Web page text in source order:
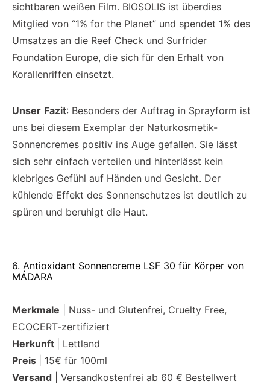
sichtbaren weißen Film. BIOSOLIS ist überdies
Mitglied von “1% for the Planet” und spendet 1% des
Umsatzes an die Reef Check und Surfrider
Foundation Europe, die sich für den Erhalt von
Korallenriffen einsetzt.
Unser Fazit: Besonders der Auftrag in Sprayform ist
uns bei diesem Exemplar der Naturkosmetik-
Sonnencremes positiv ins Auge gefallen. Sie lässt
sich sehr einfach verteilen und hinterlässt kein
klebriges Gefühl auf Händen und Gesicht. Der
kühlende Effekt des Sonnenschutzes ist deutlich zu
spüren und beruhigt die Haut.
6. Antioxidant Sonnencreme LSF 30 für Körper von
MÁDARA
Merkmale | Nuss- und Glutenfrei, Cruelty Free,
ECOCERT-zertifiziert
Herkunft
| Lettland
Preis
| 15€ für 100ml
Versand | Versandkostenfrei ab 60 € Bestellwert